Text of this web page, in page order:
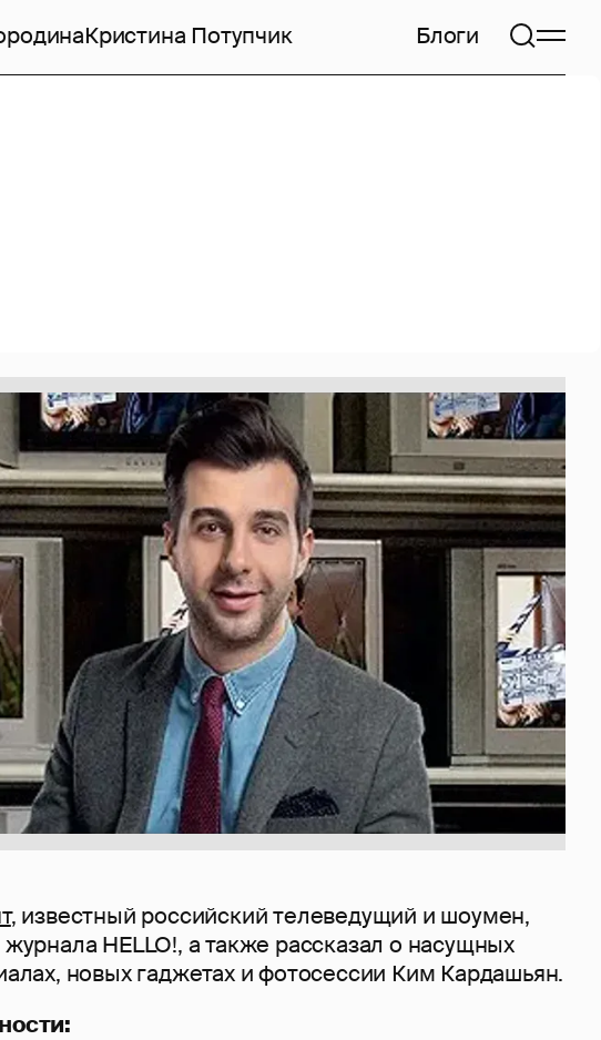
Кристина Потупчик Блоги
, известный российский телеведущий и шоумен,
HELLO!, а также рассказал о насущных
новых гаджетах и фотосессии Ким Кардашьян.